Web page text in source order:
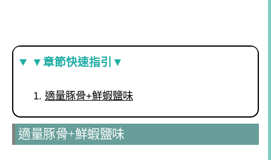
▼章節快速指引▼
適量豚骨+鮮蝦鹽味
適量豚骨+鮮蝦鹽味